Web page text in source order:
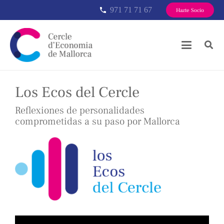
phone 971 71 71 67 Hazte Socio
Los Ecos del Cercle
Reflexiones de personalidades
comprometidas a su paso por Mallorca